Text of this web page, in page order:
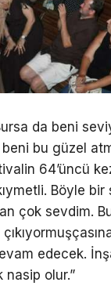
da beni
bu güzel
64’üncü
Böyle bir
çok sevdim.
edecek.
olur.”